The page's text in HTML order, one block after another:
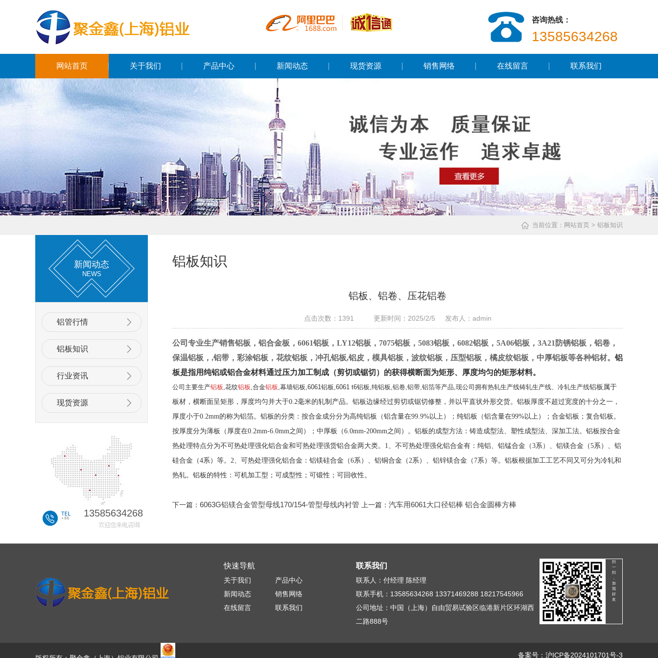
咨询热线：
13585634268
网站首页 关于我们 产品中心 新闻动态 现货资源 销售网络 在线留言 联系我们
当前位置： 网站首页 > 铝板知识
新闻动态
NEWS
铝管行情
铝板知识
行业资讯
现货资源
13585634268
铝板知识
铝板、铝卷、压花铝卷
点击次数： 1391 更新时间：2025/2/5 发布人：admin
公司专业生产销售铝板，铝合金板，6061铝板，LY12铝板，7075铝板，5083铝板，6082铝板，5A06铝板，3A21防锈铝板，铝卷，
保温铝板，,铝带，彩涂铝板，花纹铝板，冲孔铝板,铝皮，模具铝板，波纹铝板，压型铝板，橘皮纹铝板，中厚铝板等各种铝材。 铝
板是指用纯铝或铝合金材料通过压力加工制成（剪切或锯切）的获得横断面为矩形、厚度均匀的矩形材料。
公司主要生产铝板,花纹铝板,合金铝板,幕墙铝板,6061铝板,6061 t6铝板,纯铝板,铝卷,铝带,铝箔等产品,现公司拥有热轧生产线铸轧生产线、冷轧生产线铝板属于
板材，横断面呈矩形，厚度均匀并大于0.2毫米的轧制产品。铝板边缘经过剪切或锯切修整，并以平直状外形交货。铝板厚度不超过宽度的十分之一，
厚度小于0.2mm的称为铝箔。铝板的分类：按合金成分分为高纯铝板（铝含量在99.9%以上）；纯铝板（铝含量在99%以上）；合金铝板；复合铝板。
按厚度分为薄板（厚度在0.2mm-6.0mm之间）；中厚板（6.0mm-200mm之间）。铝板的成型方法：铸造成型法、塑性成型法、深加工法。铝板按合金
热处理特点分为不可热处理强化铝合金和可热处理强货铝合金两大类。1、不可热处理强化铝合金有：纯铝、铝锰合金（3系）、铝镁合金（5系）、铝
硅合金（4系）等。2、可热处理强化铝合金：铝镁硅合金（6系）、铝铜合金（2系）、铝锌镁合金（7系）等。铝板根据加工工艺不同又可分为冷轧和
热轧。铝板的特性：可机加工型；可成型性；可锻性；可回收性。
下一篇： 6063G铝镁合金管型母线170/154-管型母线内衬管 上一篇： 汽车用6061大口径铝棒 铝合金圆棒方棒
快速导航
关于我们
产品中心
新闻动态
销售网络
在线留言
联系我们
联系我们
联系人：付经理 陈经理
联系手机：13585634268 13371469288 18217545966
公司地址：中国（上海）自由贸易试验区临港新片区环湖西
二路888号
扫
一
扫
，
加
我
好
友
备案号： 沪ICP备2024101701号-3